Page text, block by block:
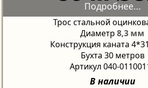
Трос стальной
Диаметр 8,3 мм
Конструкция каната
Бухта 30 метров
Артикул 040-
В наличии